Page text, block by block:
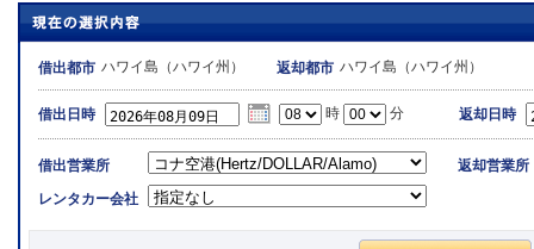
借出都市 ハワイ島（ハワイ州） 返却都市 ハワイ島（ハワイ州）
借出日時 時 分 返却日時
借出営業所
レンタカー会社
返却営業所